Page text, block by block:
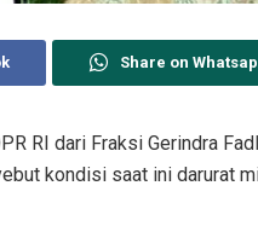
Share on
RI dari Fraksi Gerindra
kondisi saat ini darurat